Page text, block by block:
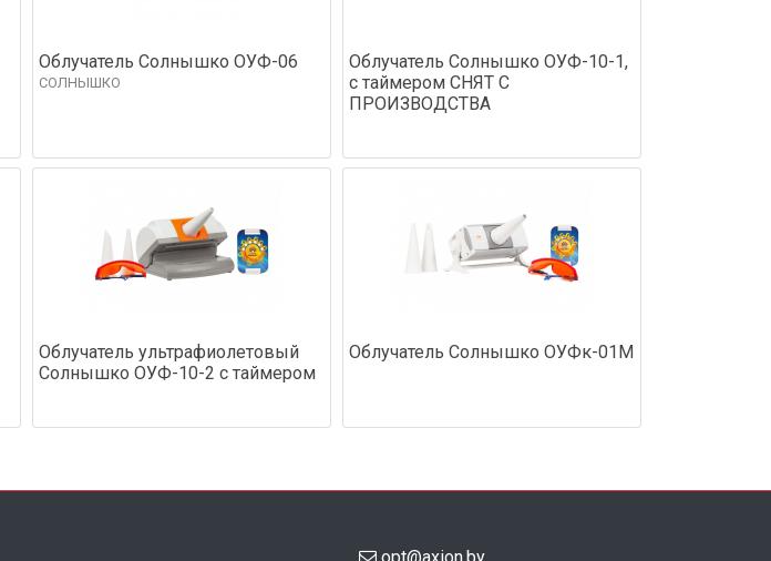
Облучатель Солнышко ОУФ-06
СОЛНЫШКО
Облучатель Солнышко ОУФ-10-1,
с таймером СНЯТ С
ПРОИЗВОДСТВА
Облучатель ультрафиолетовый
Солнышко ОУФ-10-2 с таймером
Облучатель Солнышко ОУФк-01М
opt@axion.by